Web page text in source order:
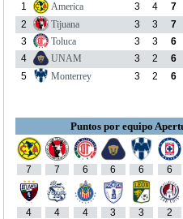
1
America 3 4
7
2
Tijuana 3 3
7
3
Toluca 3 3
6
4
UNAM 3 2
6
5
Monterrey 3 2 6
Puntos por equipo
7 7 6 6 6 6
4 4 4 3 3 2